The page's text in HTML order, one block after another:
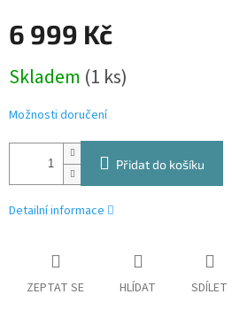
6 999 Kč
cena:
Skladem (1 ks)
Možnosti doručení
Přidat do košíku
Detailní informace
ZEPTAT SE HLÍDAT SDÍLET